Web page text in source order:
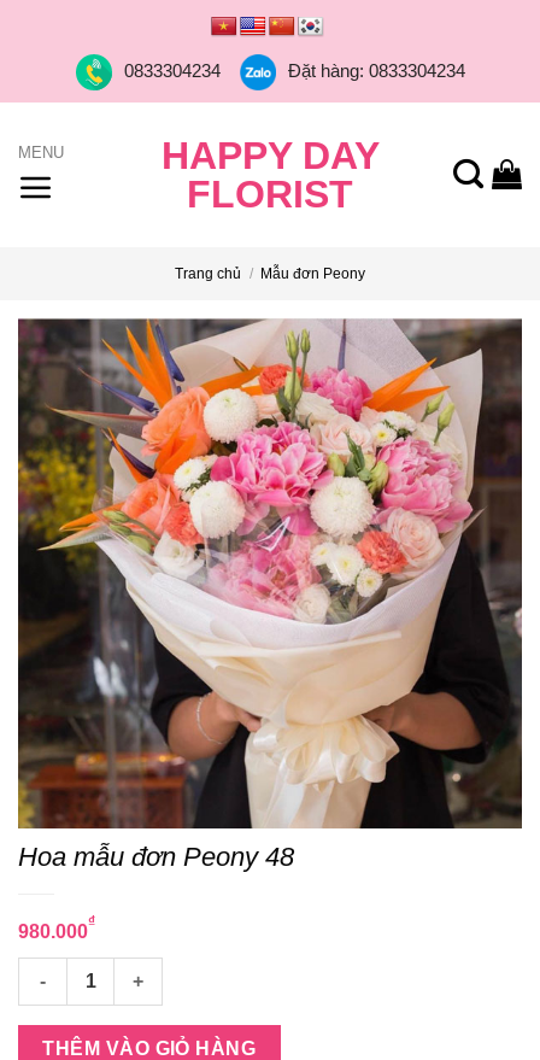
0833304234 Đặt hàng: 0833304234
HAPPY DAY
FLORIST
Trang chủ / Mẫu đơn Peony
Hoa mẫu đơn Peony 48
980.000₫
Hoa mẫu đơn Peony 48 số lượng
THÊM VÀO GIỎ HÀNG